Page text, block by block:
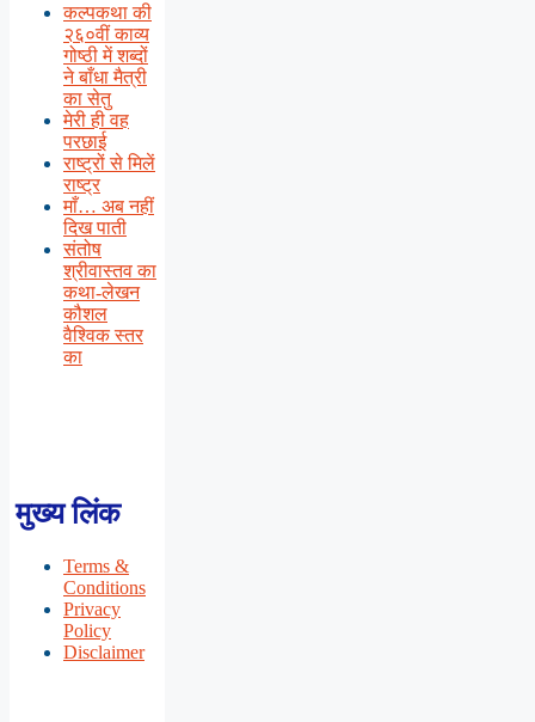
कल्पकथा की
२६०वीं काव्य
गोष्ठी में शब्दों
ने बाँधा मैत्री
का सेतु
मेरी ही वह
परछाई
राष्ट्रों से मिलें
राष्ट्र
माँ… अब नहीं
दिख पाती
संतोष
श्रीवास्तव का
कथा-लेखन
कौशल
वैश्विक स्तर
का
मुख्य लिंक
Terms &
Conditions
Privacy
Policy
Disclaimer